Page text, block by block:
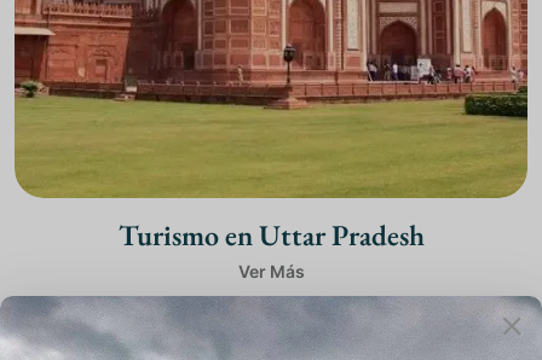
Turismo en Uttar Pradesh
Ver Más